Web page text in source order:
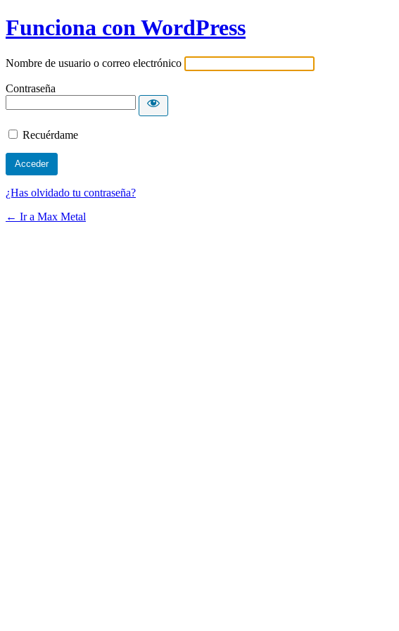
Funciona con WordPress
Nombre de usuario o correo electrónico
Contraseña
Recuérdame
¿Has olvidado tu contraseña?
← Ir a Max Metal